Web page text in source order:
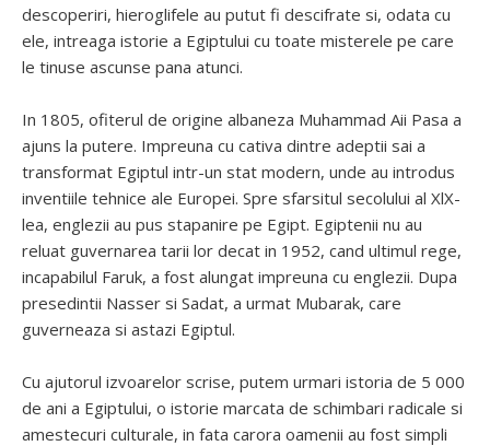
descoperiri, hieroglifele au putut fi descifrate si, odata cu
ele, intreaga istorie a Egiptului cu toate misterele pe care
le tinuse ascunse pana atunci.
In 1805, ofiterul de origine albaneza Muhammad Aii Pasa a
ajuns la putere. Impreuna cu cativa dintre adeptii sai a
transformat Egiptul intr-un stat modern, unde au introdus
inventiile tehnice ale Europei. Spre sfarsitul secolului al XlX-
lea, englezii au pus stapanire pe Egipt. Egiptenii nu au
reluat guvernarea tarii lor decat in 1952, cand ultimul rege,
incapabilul Faruk, a fost alungat impreuna cu englezii. Dupa
presedintii Nasser si Sadat, a urmat Mubarak, care
guverneaza si astazi Egiptul.
Cu ajutorul izvoarelor scrise, putem urmari istoria de 5 000
de ani a Egiptului, o istorie marcata de schimbari radicale si
amestecuri culturale, in fata carora oamenii au fost simpli